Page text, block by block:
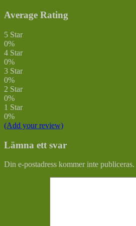
Average Rating
5 Star
0%
4 Star
0%
3 Star
0%
2 Star
0%
1 Star
0%
(Add your review)
Lämna ett svar
Din e-postadress kommer inte publiceras.